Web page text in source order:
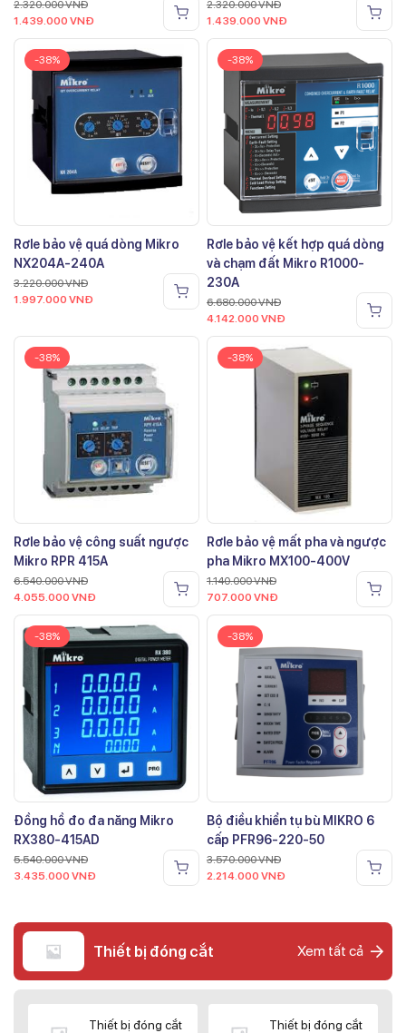
2.320.000VNĐ
1.439.000 VNĐ
2.320.000VNĐ
1.439.000 VNĐ
-38%
Rơle bảo vệ quá dòng Mikro
NX204A-240A
3.220.000VNĐ
1.997.000 VNĐ
-38%
Rơle bảo vệ kết hợp quá dòng
và chạm đất Mikro R1000-
230A
6.680.000VNĐ
4.142.000 VNĐ
-38%
Rơle bảo vệ công suất ngược
Mikro RPR 415A
6.540.000VNĐ
4.055.000 VNĐ
-38%
Rơle bảo vệ mất pha và ngược
pha Mikro MX100-400V
1.140.000VNĐ
707.000 VNĐ
-38%
Đồng hồ đo đa năng Mikro
RX380-415AD
5.540.000VNĐ
3.435.000 VNĐ
-38%
Bộ điều khiển tụ bù MIKRO 6
cấp PFR96-220-50
3.570.000VNĐ
2.214.000 VNĐ
Thiết bị đóng cắt Xem tất cả
Thiết bị đóng cắt
Thiết bị đóng cắt